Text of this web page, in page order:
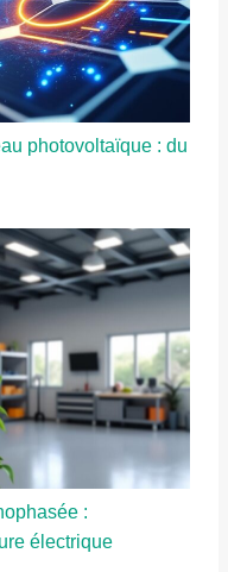
photovoltaïque : du
:
électrique